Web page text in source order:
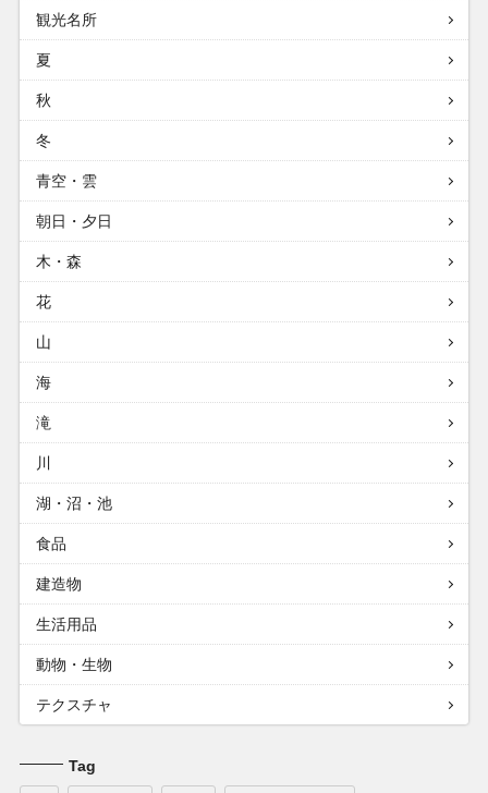
観光名所
夏
秋
冬
青空・雲
朝日・夕日
木・森
花
山
海
滝
川
湖・沼・池
食品
建造物
生活用品
動物・生物
テクスチャ
Tag